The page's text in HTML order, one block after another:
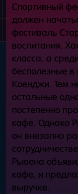
Спортивный
должен
фестиваль
воспитания.
класса, а
бесполезные
Коенджи. Тем
остальные
постепенно
кафе. Однако
он внезапно
Рьюена
кафе, и
выручке.